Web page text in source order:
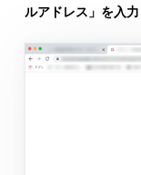
ルアドレス」を入力